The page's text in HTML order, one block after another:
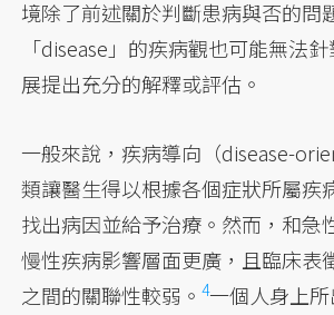
境除了前述關於判斷患病與否的問
「disease」的疾病觀也可能無法
展提出充分的解釋或評估。
一般來說，疾病導向（disease-
類讓醫生得以根據各個症狀所屬疾
找出病因並給予治療。然而，和急
慢性疾病影響層面更廣， 且臨床表
之間的關聯性較弱。4一個人身上